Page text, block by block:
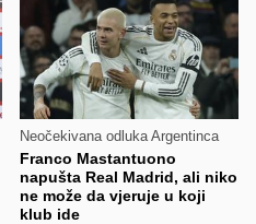
Neočekivana odluka Argentinca
Franco Mastantuono
napušta Real Madrid, ali niko
ne može da vjeruje u koji
klub ide